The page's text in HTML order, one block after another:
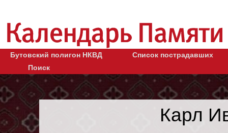
Бутовский полигон НКВД
Список пострадавших
Поиск
Карл